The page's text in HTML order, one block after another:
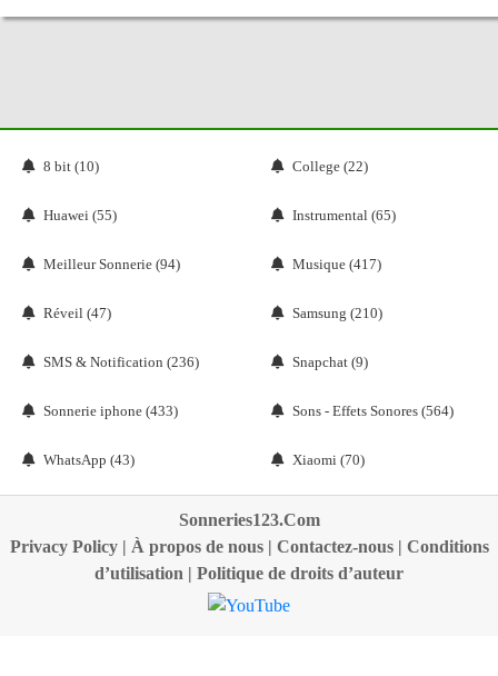
8 bit (10) College (22)
Huawei (55) Instrumental (65)
Meilleur Sonnerie (94) Musique (417)
Réveil (47) Samsung (210)
SMS & Notification (236) Snapchat (9)
Sonnerie iphone (433) Sons - Effets Sonores (564)
WhatsApp (43) Xiaomi (70)
Sonneries123.Com
Privacy Policy| À propos de nous| Contactez-nous| Conditions
d’utilisation | Politique de droits d’auteur